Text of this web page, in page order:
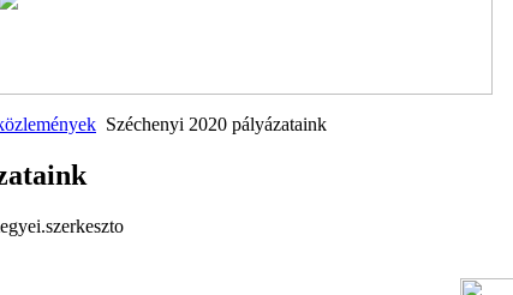
Széchenyi 2020 pályázataink